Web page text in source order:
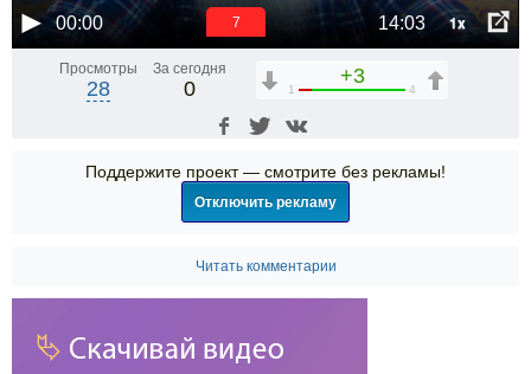
00:00 14:03 1x
6
Просмотры
28
За сегодня
0
+3
1 4
Поддержите проект — смотрите без рекламы!
Отключить рекламу
Читать комментарии